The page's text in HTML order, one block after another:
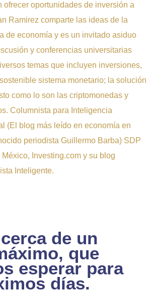
ofrecer oportunidades de inversión a
Ramirez comparte las ideas de la
de economía y es un invitado asiduo
y conferencias universitarias
temas que incluyen inversiones,
sistema monetario; la solución
como lo son las criptomonedas y
Columnista para Inteligencia
(El blog más leído en economía en
periodista Guillermo Barba) SDP
Investing.com y su blog
Inteligente.
de un
que
esperar para
días.